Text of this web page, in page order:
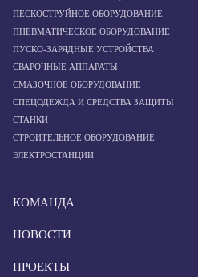
ПЕСКОСТРУЙНОЕ ОБОРУДОВАНИЕ
ПНЕВМАТИЧЕСКОЕ ОБОРУДОВАНИЕ
ПУСКО-ЗАРЯДНЫЕ УСТРОЙСТВА
СВАРОЧНЫЕ АППАРАТЫ
СМАЗОЧНОЕ ОБОРУДОВАНИЕ
СПЕЦОДЕЖДА И СРЕДСТВА ЗАЩИТЫ
СТАНКИ
СТРОИТЕЛЬНОЕ ОБОРУДОВАНИЕ
ЭЛЕКТРОСТАНЦИИ
КОМАНДА
НОВОСТИ
ПРОЕКТЫ